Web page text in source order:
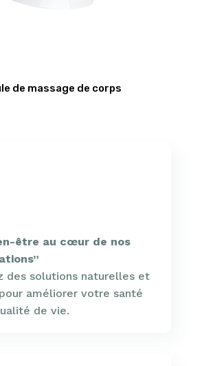
de massage de corps
être au cœur de nos
des solutions naturelles et
améliorer votre santé
de vie.